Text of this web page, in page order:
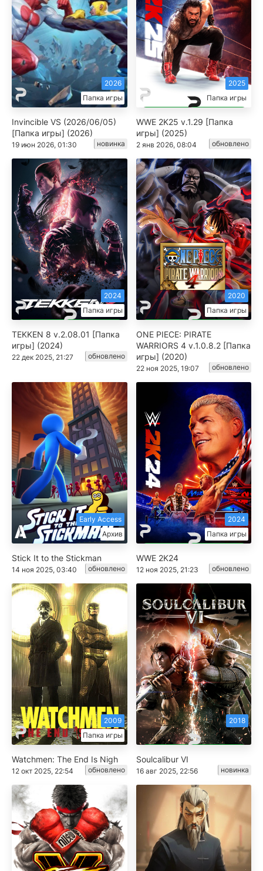
Папка игры
2026
Invincible VS (2026/06/05)
[Папка игры] (2026)
19 июн 2026, 01:30 новинка
Папка игры
2025
WWE 2K25 v.1.29 [Папка
игры] (2025)
2 янв 2026, 08:04 обновлено
Папка игры
2024
TEKKEN 8 v.2.08.01 [Папка
игры] (2024)
22 дек 2025, 21:27 обновлено
Папка игры
2020
ONE PIECE: PIRATE
WARRIORS 4 v.1.0.8.2 [Папка
игры] (2020)
22 ноя 2025, 19:07 обновлено
Архив
Early Access
Stick It to the Stickman
14 ноя 2025, 03:40 обновлено
Папка игры
2024
WWE 2K24
12 ноя 2025, 21:23 обновлено
Папка игры
2009
Watchmen: The End Is Nigh
12 окт 2025, 22:54 обновлено
2018
Soulcalibur VI
16 авг 2025, 22:56 новинка